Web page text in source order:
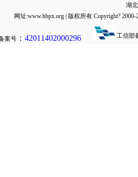
湖
网址:www.hbpx.org | 版权所有 Copyright?
案号 ： 42011402000296 工信部